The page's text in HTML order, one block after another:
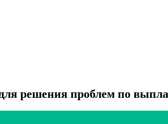
решения проблем по